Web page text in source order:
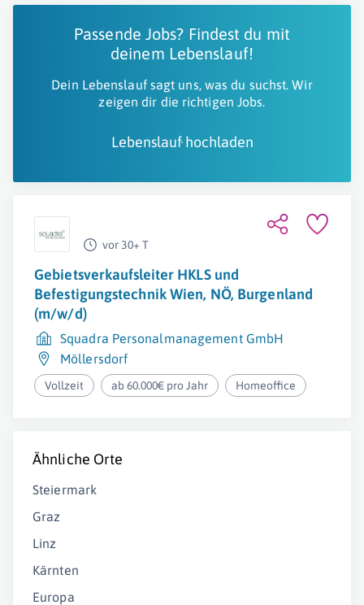
Passende Jobs? Findest du mit
deinem Lebenslauf!
Dein Lebenslauf sagt uns, was du suchst. Wir
zeigen dir die richtigen Jobs.
Lebenslauf hochladen
vor 30+ T
Gebietsverkaufsleiter HKLS und
Befestigungstechnik Wien, NÖ, Burgenland
(m/w/d)
Squadra Personalmanagement GmbH
Möllersdorf
Vollzeit ab 60.000€ pro Jahr Homeoffice
Ähnliche Orte
Steiermark
Graz
Linz
Kärnten
Europa